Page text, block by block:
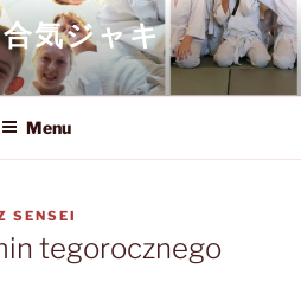
気ジャキ
Menu
SENSEI
tegorocznego